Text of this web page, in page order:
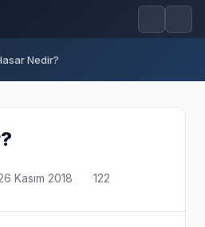
Nedir?
Kasım 2018 122